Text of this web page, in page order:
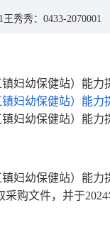
王秀秀：0433-2070001
妇幼保健站）能力
妇幼保健站）能力
妇幼保健站）能力
妇幼保健站）能力
采购文件， 并于2024